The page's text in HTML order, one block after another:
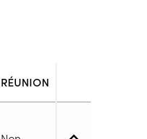
RÉUNION